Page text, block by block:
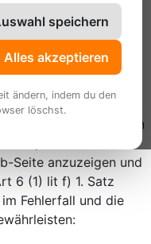
speichern
Alles akzeptieren
ändern, indem du den
löschst.
Gründen
die Ihr Browser
Sie unsere Web-Seiten
die technisch
Seite anzuzeigen und
6 (1) lit f) 1. Satz
Fehlerfall und die